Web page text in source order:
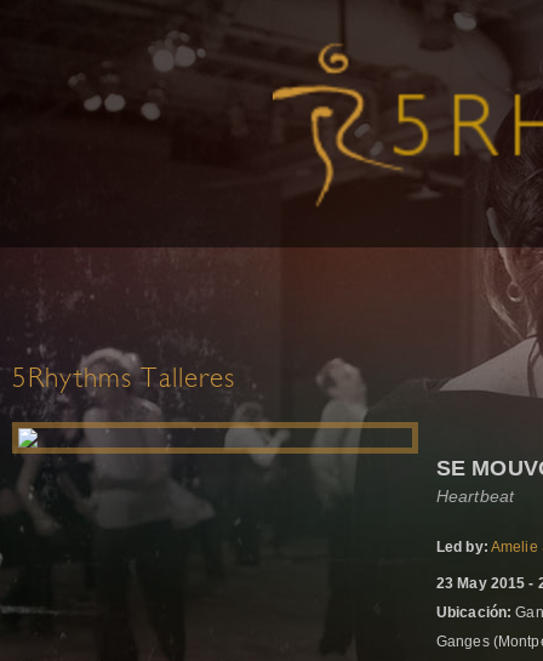
5Rhythms Talleres
SE
Heartbeat
Led by: Amelie
23 May 2015 -
Ubicación:
Ganges